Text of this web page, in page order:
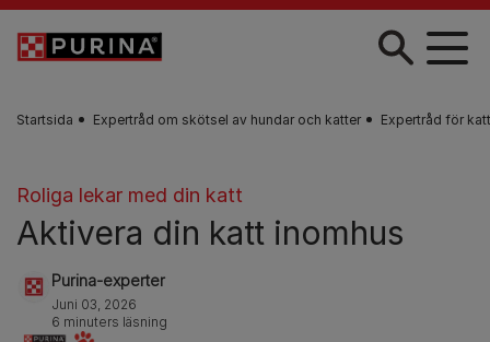
Skip to main content
Startsida Expertråd om skötsel av hundar och katter Expertråd för
Roliga lekar med din katt
Aktivera din katt inomhus
Purina-experter
Juni 03, 2026
6 minuters läsning